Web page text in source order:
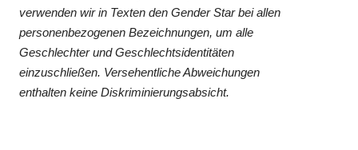
verwenden wir in Texten den Gender Star bei allen
personenbezogenen Bezeichnungen, um alle
Geschlechter und Geschlechtsidentitäten
einzuschließen. Versehentliche Abweichungen
enthalten keine Diskriminierungsabsicht.